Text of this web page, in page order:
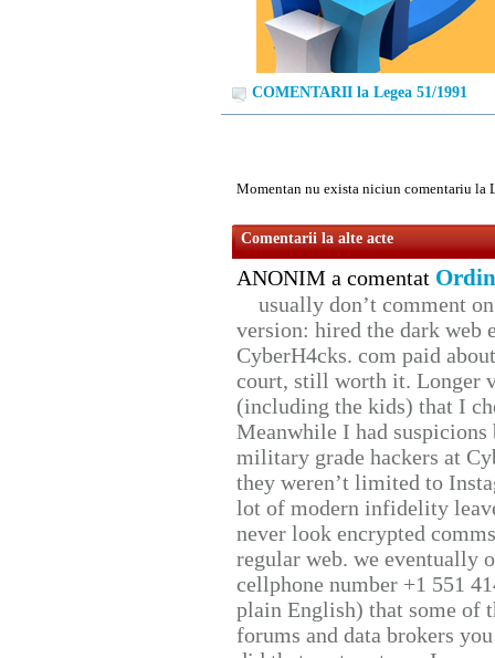
COMENTARII la Legea 51/1991
Momentan nu exista niciun comentariu la
Comentarii la alte acte
ANONIM a comentat
usually don’t comment
version: hired the dark web
CyberH4cks. com paid
court, still worth it. Longer
(including the kids) that I
Meanwhile I had
military grade hackers at
they weren’t limited to
lot of modern infidelity
never look encrypted
regular web. we eventually
cellphone number +1 551
plain English) that some of
forums and data brokers